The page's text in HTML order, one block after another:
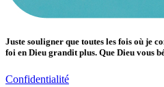
Juste souligner que toutes les fois où je
foi en Dieu grandit plus. Que Dieu vous
Confidentialité